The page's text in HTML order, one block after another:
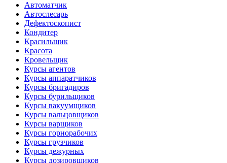
Автоматчик
Автослесарь
Дефектоскопист
Кондитер
Красильщик
Красота
Кровельщик
Курсы агентов
Курсы аппаратчиков
Курсы бригадиров
Курсы бурильщиков
Курсы вакуумщиков
Курсы вальцовщиков
Курсы варщиков
Курсы горнорабочих
Курсы грузчиков
Курсы дежурных
Курсы дозировщиков